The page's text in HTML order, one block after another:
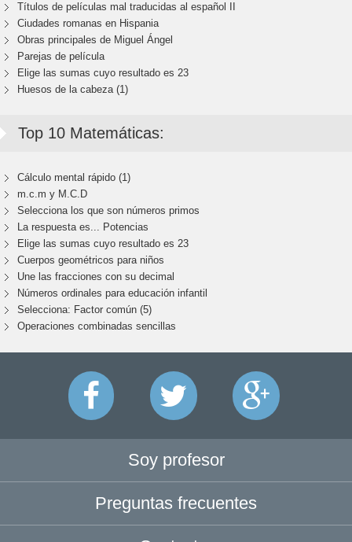
Títulos de películas mal traducidas al español II
Ciudades romanas en Hispania
Obras principales de Miguel Ángel
Parejas de película
Elige las sumas cuyo resultado es 23
Huesos de la cabeza (1)
Top 10 Matemáticas:
Cálculo mental rápido (1)
m.c.m y M.C.D
Selecciona los que son números primos
La respuesta es... Potencias
Elige las sumas cuyo resultado es 23
Cuerpos geométricos para niños
Une las fracciones con su decimal
Números ordinales para educación infantil
Selecciona: Factor común (5)
Operaciones combinadas sencillas
Soy profesor
Preguntas frecuentes